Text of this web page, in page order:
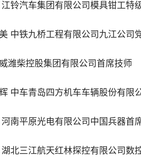
铃汽车集团有限公司模具钳工特
中铁九桥工程有限公司九江公司
潍柴控股集团有限公司首席技师
中车青岛四方机车车辆股份有限
南平原光电有限公司中国兵器首
北三江航天红林探控有限公司数